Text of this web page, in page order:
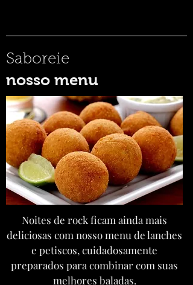
Saboreie
nosso menu
Noites de rock ficam ainda mais
deliciosas com nosso menu de lanches
e petiscos, cuidadosamente
preparados para combinar com suas
melhores baladas.